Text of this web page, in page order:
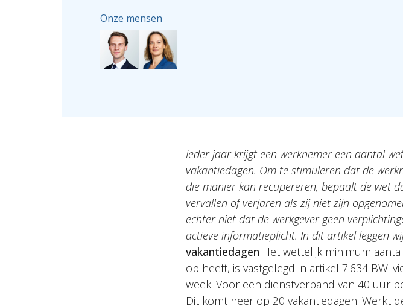
Onze mensen
Ieder jaar krijgt een werknemer een aantal
vakantiedagen. Om te stimuleren dat de
die manier kan recupereren, bepaalt de wet
vervallen of verjaren als zij niet zijn
echter niet dat de werkgever geen
actieve informatieplicht. In dit artikel leggen
vakantiedagen Het wettelijk minimum
op heeft, is vastgelegd in artikel 7:634 BW:
week. Voor een dienstverband van 40 uur
Dit komt neer op 20 vakantiedagen. Werkt